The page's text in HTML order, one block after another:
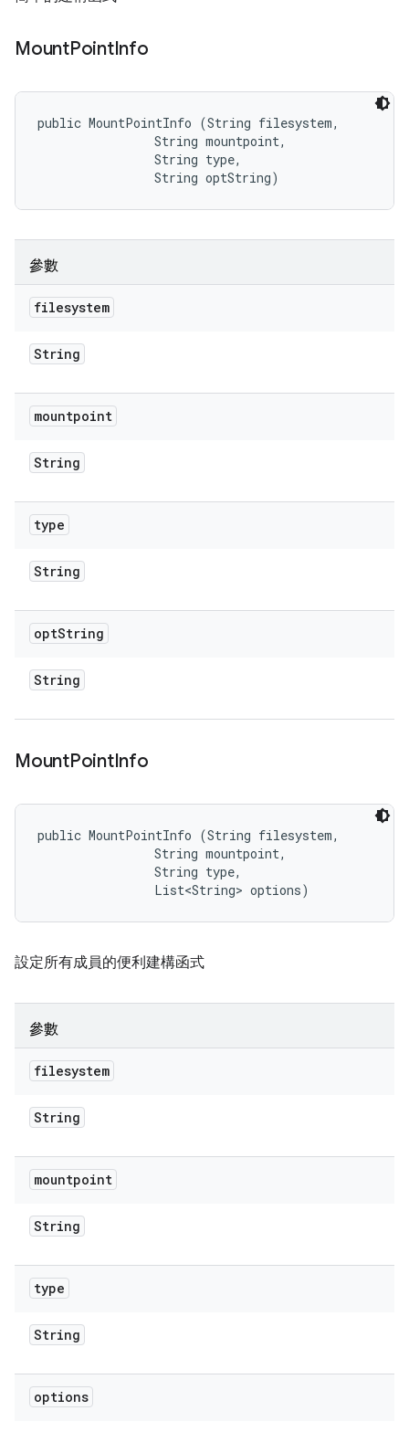
MountPointInfo
public MountPointInfo (String filesystem,
                String mountpoint,
                String type,
                String optString)
參數
filesystem
String
mountpoint
String
type
String
optString
String
MountPointInfo
public MountPointInfo (String filesystem,
                String mountpoint,
                String type,
                List<String> options)
設定所有成員的便利建構函式
參數
filesystem
String
mountpoint
String
type
String
options